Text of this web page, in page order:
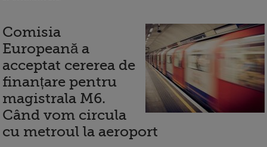
Comisia
Europeană a
acceptat cererea de
finanțare pentru
magistrala M6.
Când vom circula
cu metroul la aeroport